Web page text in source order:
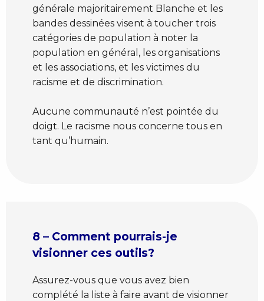
générale majoritairement Blanche et les
bandes dessinées visent à toucher trois
catégories de population à noter la
population en général, les organisations
et les associations, et les victimes du
racisme et de discrimination.
Aucune communauté n’est pointée du
doigt. Le racisme nous concerne tous en
tant qu’humain.
8 – Comment pourrais-je
visionner ces outils?
Assurez-vous que vous avez bien
complété la liste à faire avant de visionner